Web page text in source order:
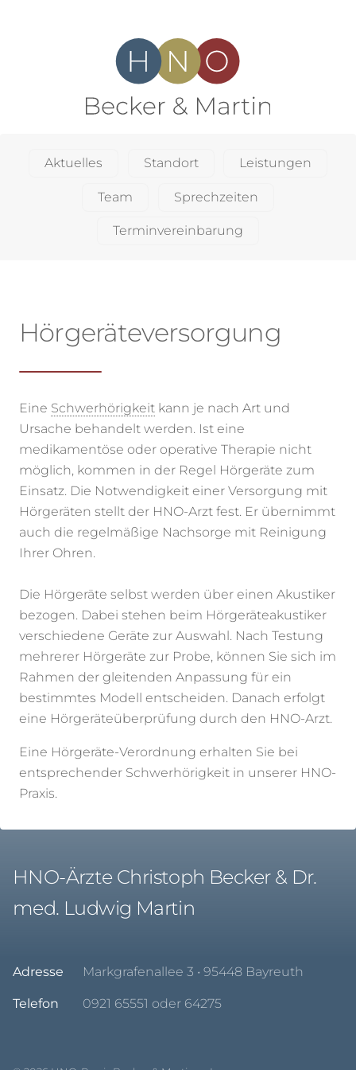
Aktuelles Standort Leistungen
Team Sprechzeiten
Terminvereinbarung
Hörgeräteversorgung
Eine Schwerhörigkeit kann je nach Art und
Ursache behandelt werden. Ist eine
medikamentöse oder operative Therapie nicht
möglich, kommen in der Regel Hörgeräte zum
Einsatz. Die Notwendigkeit einer Versorgung mit
Hörgeräten stellt der HNO-Arzt fest. Er übernimmt
auch die regelmäßige Nachsorge mit Reinigung
Ihrer Ohren.
Die Hörgeräte selbst werden über einen Akustiker
bezogen. Dabei stehen beim Hörgeräteakustiker
verschiedene Geräte zur Auswahl. Nach Testung
mehrerer Hörgeräte zur Probe, können Sie sich im
Rahmen der gleitenden Anpassung für ein
bestimmtes Modell entscheiden. Danach erfolgt
eine Hörgeräteüberprüfung durch den HNO-Arzt.
Eine Hörgeräte-Verordnung erhalten Sie bei
entsprechender Schwerhörigkeit in unserer HNO-
Praxis.
HNO-Ärzte Christoph Becker & Dr.
med. Ludwig Martin
Adresse Markgrafenallee 3 • 95448 Bayreuth
Telefon 0921 65551 oder 64275